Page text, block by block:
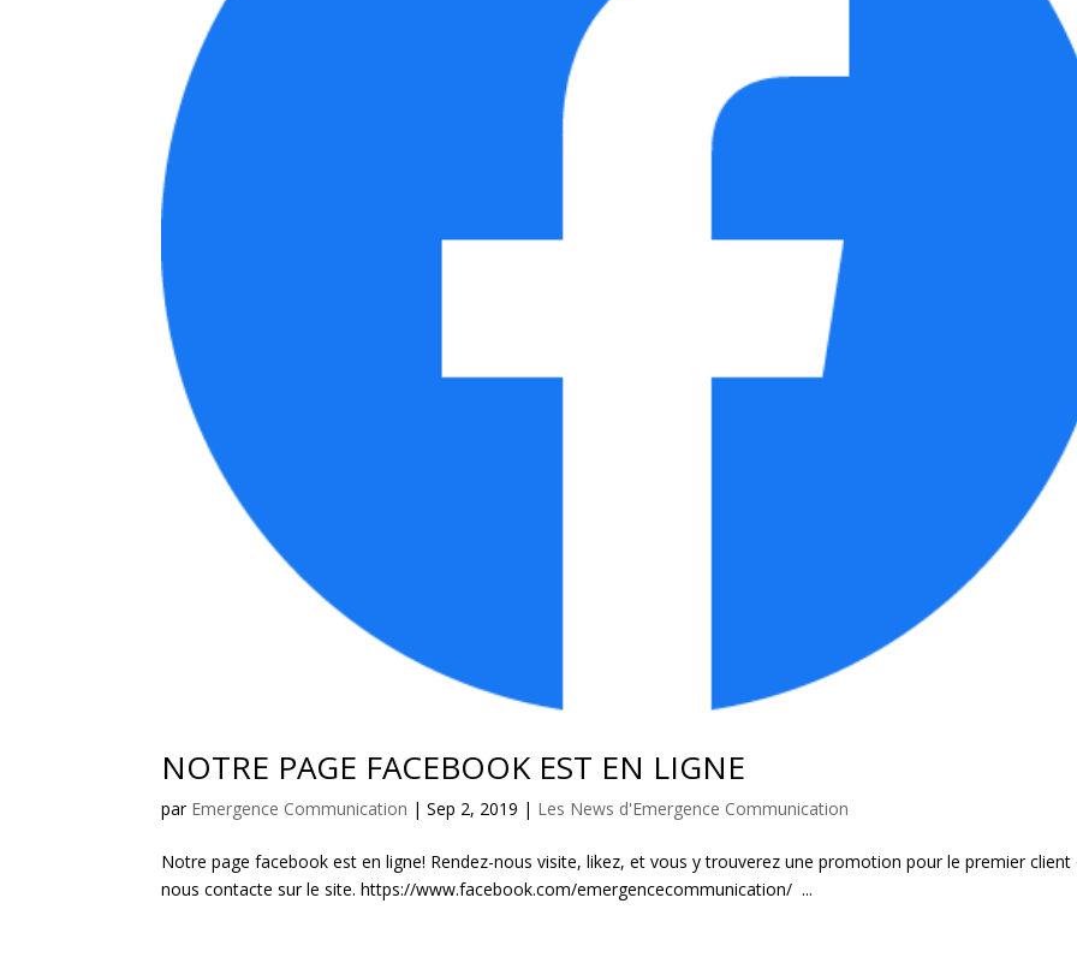
NOTRE PAGE FACEBOOK EST EN LIGNE
par Emergence Communication |Sep 2, 2019 | Les News d'Emergence Communication
Notre page facebook est en ligne! Rendez-nous visite, likez, et vous y trouverez une promotion pour le premier client
nous contacte sur le site. https://www.facebook.com/emergencecommunication/ ...